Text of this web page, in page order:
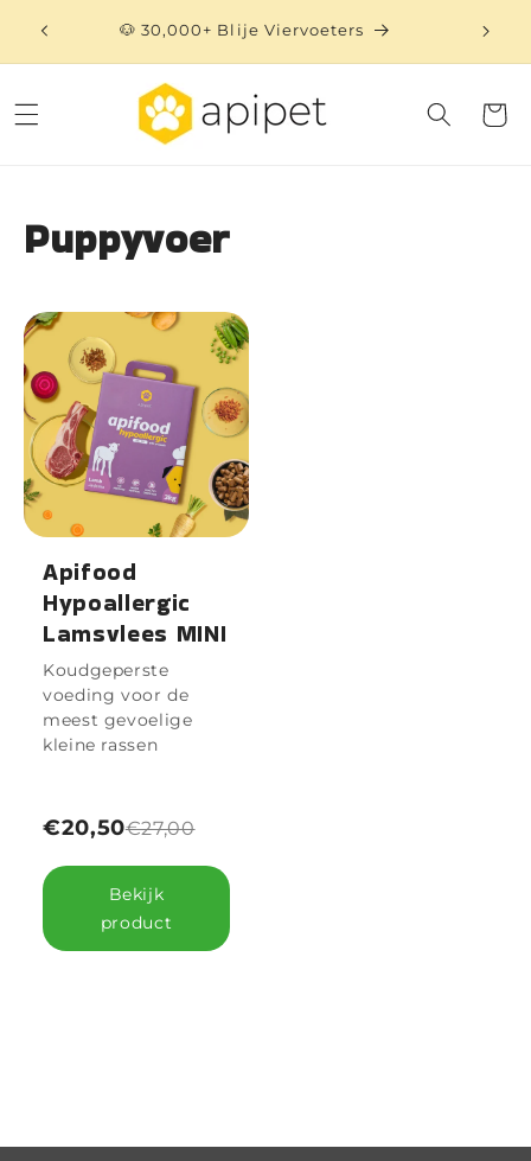
naar de
🐶 30,000+ Blije Viervoeters
Puppyvoer
Apifood
Hypoallergic
Lamsvlees MINI
Koudgeperste
voeding voor de
meest gevoelige
kleine rassen
€20,50€27,00
Bekijk
product